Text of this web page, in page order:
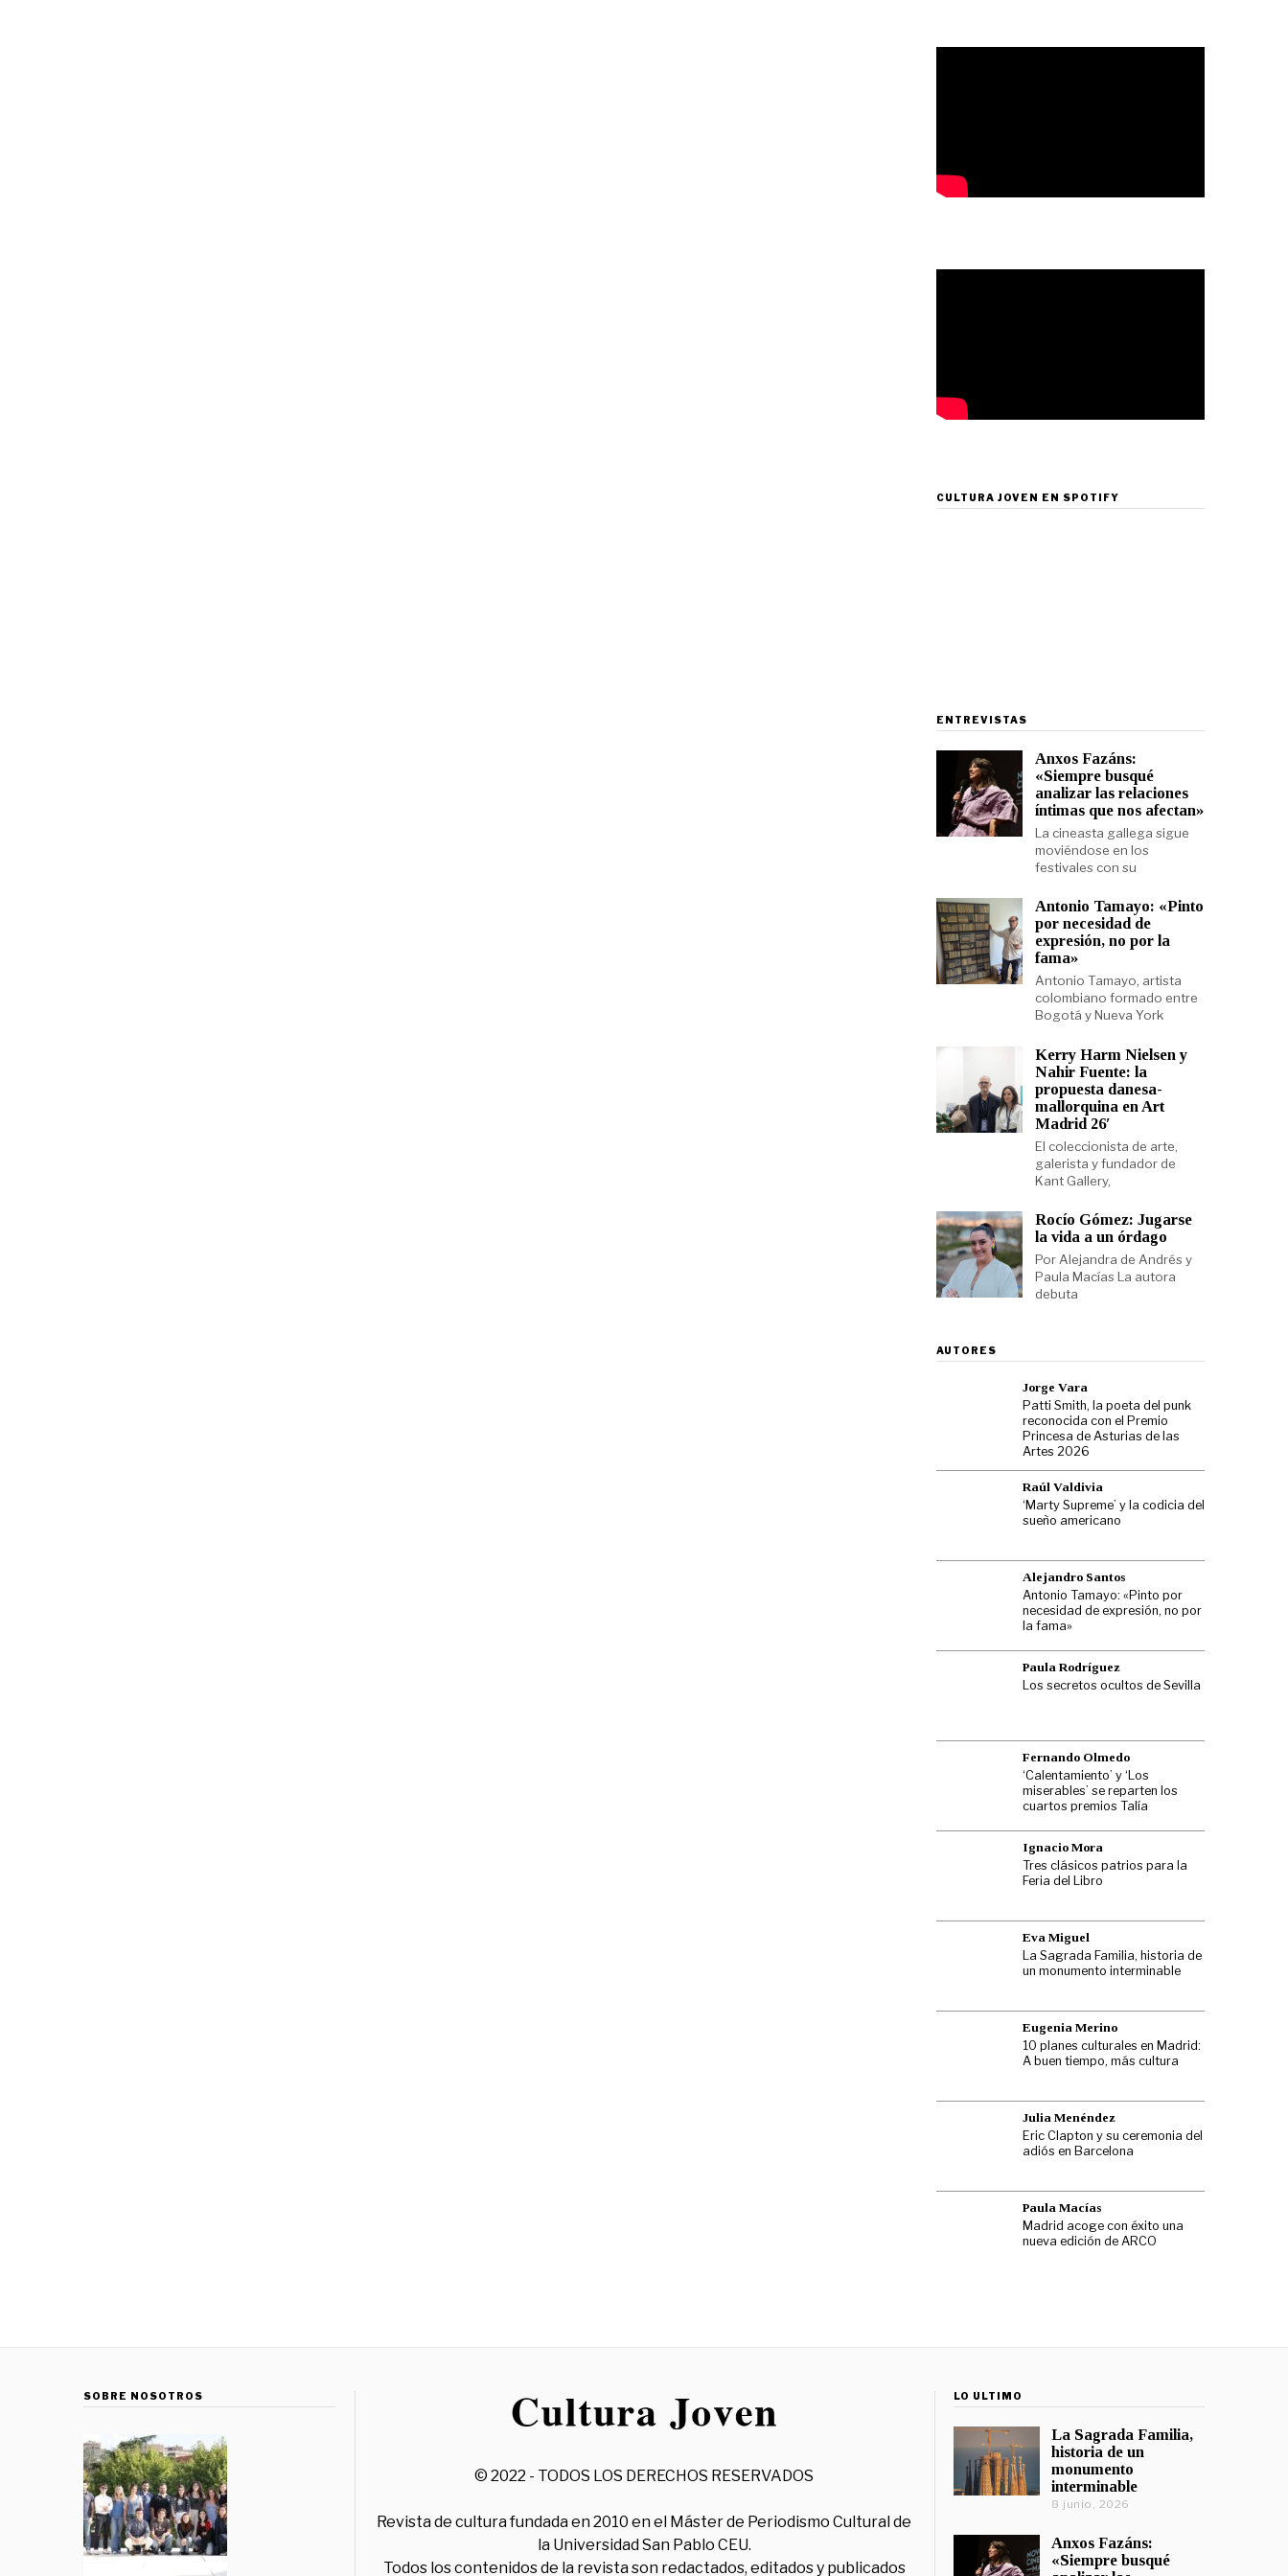
CULTURA JOVEN EN SPOTIFY
ENTREVISTAS
Anxos Fazáns:
«Siempre busqué
analizar las relaciones
íntimas que nos afectan»
La cineasta gallega sigue
moviéndose en los
festivales con su
Antonio Tamayo: «Pinto
por necesidad de
expresión, no por la
fama»
Antonio Tamayo, artista
colombiano formado entre
Bogotá y Nueva York
Kerry Harm Nielsen y
Nahir Fuente: la
propuesta danesa-
mallorquina en Art
Madrid 26′
El coleccionista de arte,
galerista y fundador de
Kant Gallery,
Rocío Gómez: Jugarse
la vida a un órdago
Por Alejandra de Andrés y
Paula Macías La autora
debuta
AUTORES
Jorge Vara
Patti Smith, la poeta del punk
reconocida con el Premio
Princesa de Asturias de las
Artes 2026
Raúl Valdivia
‘Marty Supreme’ y la codicia del
sueño americano
Alejandro Santos
Antonio Tamayo: «Pinto por
necesidad de expresión, no por
la fama»
Paula Rodríguez
Los secretos ocultos de Sevilla
Fernando Olmedo
‘Calentamiento’ y ‘Los
miserables’ se reparten los
cuartos premios Talía
Ignacio Mora
Tres clásicos patrios para la
Feria del Libro
Eva Miguel
La Sagrada Familia, historia de
un monumento interminable
Eugenia Merino
10 planes culturales en Madrid:
A buen tiempo, más cultura
Julia Menéndez
Eric Clapton y su ceremonia del
adiós en Barcelona
Paula Macías
Madrid acoge con éxito una
nueva edición de ARCO
SOBRE NOSOTROS
© 2022 - TODOS LOS DERECHOS RESERVADOS
Revista de cultura fundada en 2010 en el Máster de Periodismo Cultural de
la Universidad San Pablo CEU.
Todos los contenidos de la revista son redactados, editados y publicados
LO ÚLTIMO
La Sagrada Familia,
historia de un
monumento
interminable
8 junio, 2026
Anxos Fazáns:
«Siempre busqué